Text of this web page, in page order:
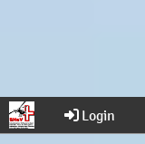
Login